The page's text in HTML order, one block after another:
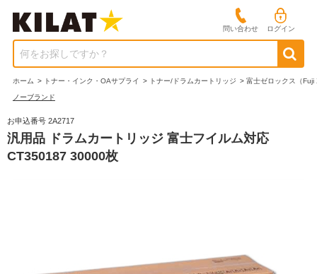
問い合わせ ログイン
何をお探しですか？
ホーム > トナー・インク・OAサプライ > トナー/ドラムカートリッジ > 富士ゼロックス（Fuji
ノーブランド
お申込番号 2A2717
汎用品 ドラムカートリッジ 富士フイルム対応
CT350187 30000枚